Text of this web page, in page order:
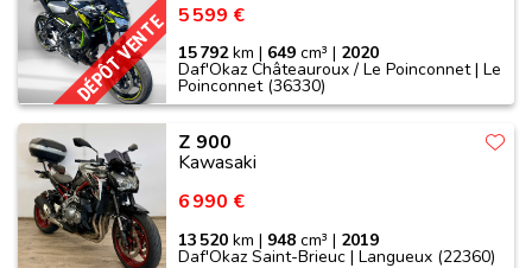
DÉPÔT VENTE 5 599 €
15 792km | 649 cm³ | 2020
Daf'Okaz Châteauroux / Le Poinconnet | Le
Poinconnet (36330)
Z 900
Kawasaki
6 990 €
13 520 km | 948 cm³ | 2019
Daf'Okaz Saint-Brieuc | Langueux (22360)